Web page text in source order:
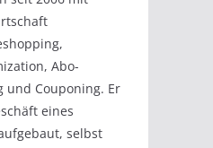
Abo-
und Couponing. Er
eines
selbst